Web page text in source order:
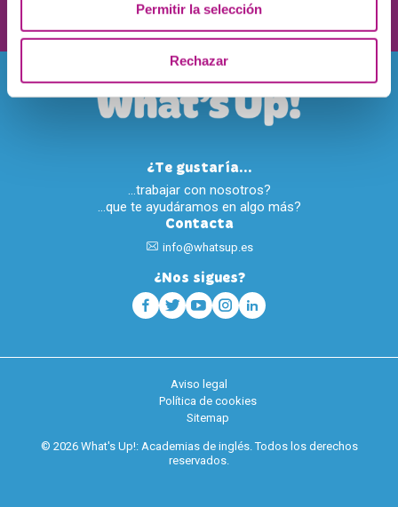
Permitir la selección
Rechazar
¿Te gustaría...
…trabajar con nosotros?
…que te ayudáramos en algo más?
Contacta
info@whatsup.es
¿Nos sigues?
Aviso legal
Política de cookies
Sitemap
© 2026 What's Up!: Academias de inglés. Todos los derechos
reservados.